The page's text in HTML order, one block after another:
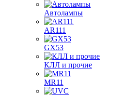
Автолампы
AR111
GX53
КЛЛ и прочие
MR11